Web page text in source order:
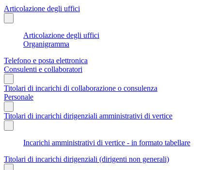
Articolazione degli uffici
Articolazione degli uffici
Organigramma
Telefono e posta elettronica
Consulenti e collaboratori
Titolari di incarichi di collaborazione o consulenza
Personale
Titolari di incarichi dirigenziali amministrativi di vertice
Incarichi amministrativi di vertice - in formato tabellare
Titolari di incarichi dirigenziali (dirigenti non generali)